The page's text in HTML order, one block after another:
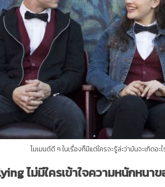
โมเมนต์ดี ๆ ในเรื่องก็มีแต่ใครจะรู้ล่ะว่ามันจะเกิดอะไ
ไม่มีใครเข้าใจความหนักหนา